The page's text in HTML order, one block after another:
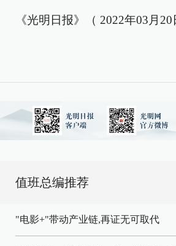
《光明日报》（ 2022年03月20
值班总编推荐
"电影+"带动产业链,再证无可取代